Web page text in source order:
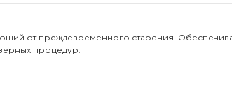
от преждевременного старения.
процедур.